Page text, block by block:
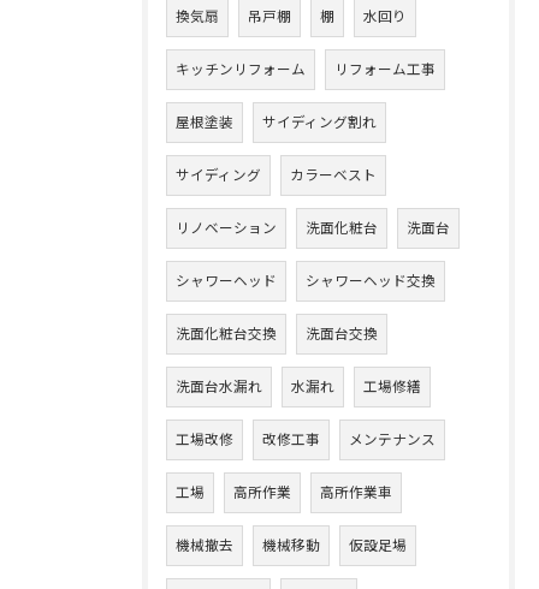
換気扇 吊戸棚 棚 水回り
キッチンリフォーム リフォーム工事
屋根塗装 サイディング割れ
サイディング カラーベスト
リノベーション 洗面化粧台 洗面台
シャワーヘッド シャワーヘッド交換
洗面化粧台交換 洗面台交換
洗面台水漏れ 水漏れ 工場修繕
工場改修 改修工事 メンテナンス
工場 高所作業 高所作業車
機械撤去 機械移動 仮設足場